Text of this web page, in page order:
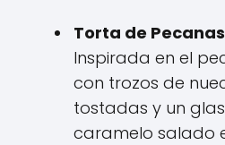
Torta de
Inspirada en el
con trozos de
tostadas y un
caramelo salado